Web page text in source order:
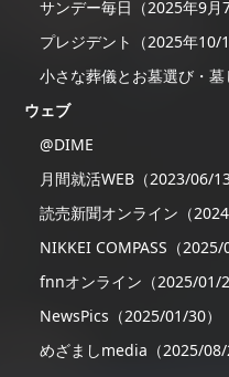
サンデー毎日（2025年9月7
プレジデント（2025年10/
小さな葬儀とお墓選び・墓
ウェブ
@DIME
月間就活WEB（2023/06/13
読売新聞オンライン（
NIKKEI COMPASS（2025/
fnnオンライン（2025/01/
NewsPics（2025/01/30）
めざましmedia（2025/08/